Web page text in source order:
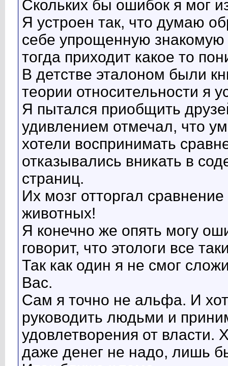
Скольких бы ошибок я мог
Я устроен так, что думаю
себе упрощенную
тогда приходит какое то
В детстве эталоном были
теории относительности я
Я пытался приобщить
удивлением отмечал, что
хотели воспринимать
отказывались вникать в
страниц.
Их мозг отторгал
животных!
Я конечно же опять могу
говорит, что этологи все
Так как один я не смог
Вас.
Сам я точно не альфа. И
руководить людьми и
удовлетворения от
даже денег не надо, лишь